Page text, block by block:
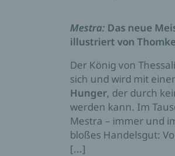
Mestra: Das neue
illustriert von
Der König von
sich und wird mit
Hunger, der durch
werden kann. Im
Mestra – immer und
bloßes Handelsgut:
[...]